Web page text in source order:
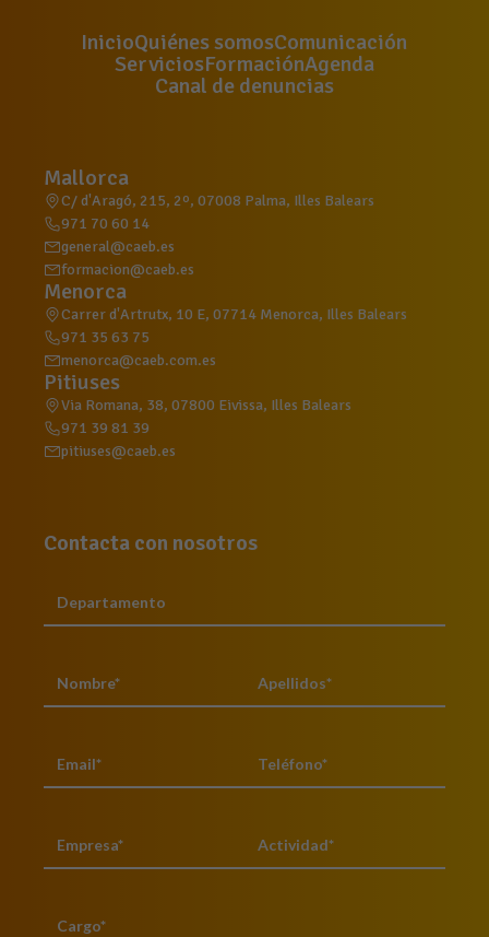
InicioQuiénes somosComunicación
ServiciosFormaciónAgenda
Canal de denuncias
Mallorca
C/ d'Aragó, 215, 2º, 07008 Palma, Illes Balears
971 70 60 14
general@caeb.es
formacion@caeb.es
Menorca
Carrer d'Artrutx, 10 E, 07714 Menorca, Illes Balears
971 35 63 75
menorca@caeb.com.es
Pitiuses
Via Romana, 38, 07800 Eivissa, Illes Balears
971 39 81 39
pitiuses@caeb.es
Contacta con nosotros